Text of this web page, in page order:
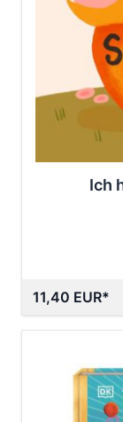
Ich
11,40 EUR